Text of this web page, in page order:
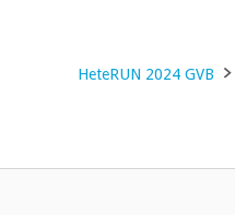
HeteRUN 2024 GVB